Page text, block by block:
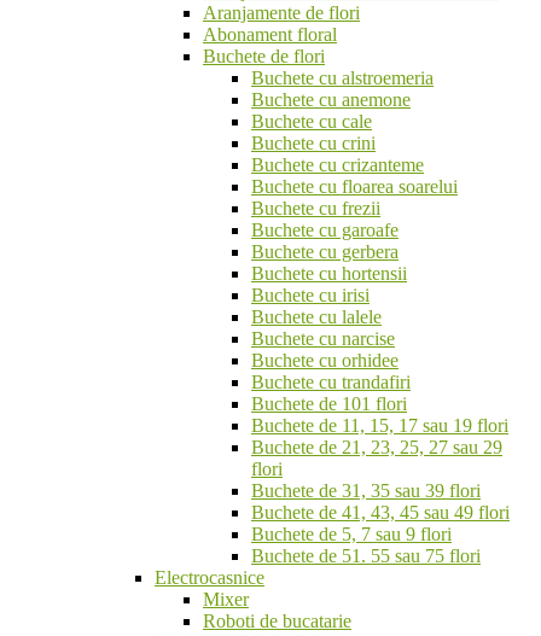
Aranjamente de flori
Abonament floral
Buchete de flori
Buchete cu alstroemeria
Buchete cu anemone
Buchete cu cale
Buchete cu crini
Buchete cu crizanteme
Buchete cu floarea soarelui
Buchete cu frezii
Buchete cu garoafe
Buchete cu gerbera
Buchete cu hortensii
Buchete cu irisi
Buchete cu lalele
Buchete cu narcise
Buchete cu orhidee
Buchete cu trandafiri
Buchete de 101 flori
Buchete de 11, 15, 17 sau 19 flori
Buchete de 21, 23, 25, 27 sau 29
flori
Buchete de 31, 35 sau 39 flori
Buchete de 41, 43, 45 sau 49 flori
Buchete de 5, 7 sau 9 flori
Buchete de 51. 55 sau 75 flori
Electrocasnice
Mixer
Roboti de bucatarie